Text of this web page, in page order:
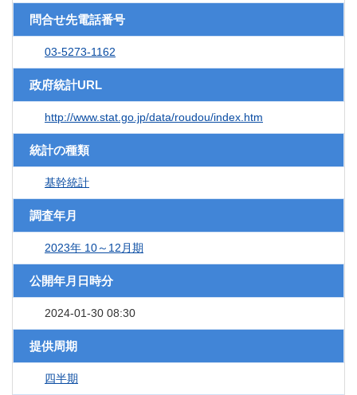
問合せ先電話番号
03-5273-1162
政府統計URL
http://www.stat.go.jp/data/roudou/index.htm
統計の種類
基幹統計
調査年月
2023年 10～12月期
公開年月日時分
2024-01-30 08:30
提供周期
四半期